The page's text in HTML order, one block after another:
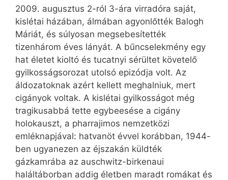
2009. augusztus 2-ról 3-ára virradóra saját,
kislétai házában, álmában agyonlőtték Balogh
Máriát, és súlyosan megsebesítették
tizenhárom éves lányát. A bűncselekmény egy
hat életet kioltó és tucatnyi sérültet követelő
gyilkosságsorozat utolsó epizódja volt. Az
áldozatoknak azért kellett meghalniuk, mert
cigányok voltak. A kislétai gyilkosságot még
tragikusabbá tette egybeesése a cigány
holokauszt, a pharrajimos nemzetközi
emléknapjával: hatvanöt évvel korábban, 1944-
ben ugyanezen az éjszakán küldték
gázkamrába az auschwitz-birkenaui
haláltáborban addig életben maradt romákat és